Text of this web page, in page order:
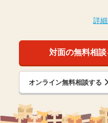
詳
対面の無料相談
オンライン無料相談する